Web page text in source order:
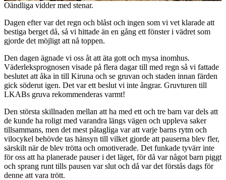
Oändliga vidder med stenar.
Dagen efter var det regn och blåst och ingen som vi vet klarade att
bestiga berget då, så vi hittade än en gång ett fönster i vädret som
gjorde det möjligt att nå toppen.
Den dagen ägnade vi oss åt att äta gott och mysa inomhus.
Väderleksprognosen visade på flera dagar till med regn så vi fattade
beslutet att åka in till Kiruna och se gruvan och staden innan färden
gick söderut igen. Det var ett beslut vi inte ångrar. Gruvturen till
LKABs gruva rekommenderas varmt!
Den största skillnaden mellan att ha med ett och tre barn var dels att
de kunde ha roligt med varandra längs vägen och uppleva saker
tillsammans, men det mest påtagliga var att varje barns rytm och
vilocykel behövde tas hänsyn till vilket gjorde att pauserna blev fler,
särskilt när de blev trötta och omotiverade. Det funkade tyvärr inte
för oss att ha planerade pauser i det läget, för då var något barn piggt
och sprang runt tills pausen var slut och då var det förstås dags för
denne att vara trött.